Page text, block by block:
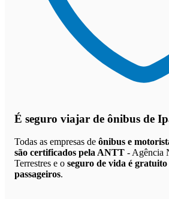
É seguro viajar de ônibus de
Todas as empresas de ônibus e
são certificados pela ANTT - Agência
Terrestres e o seguro de vida é
passageiros.